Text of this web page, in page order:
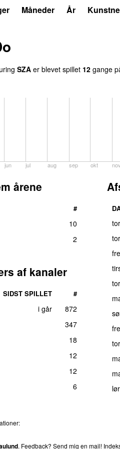
Måneder År
SZA er blevet spillet 12 gange
jun jul aug sep okt nov
årene
#
10
2
af kanaler
SIDST SPILLET #
i går
872
347
18
12
12
6
. Feedback? Send mig en mail!